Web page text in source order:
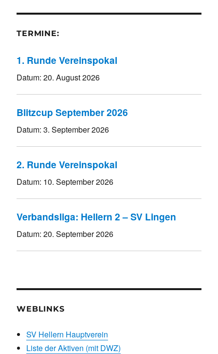
TERMINE:
1. Runde Vereinspokal
Datum:20. August 2026
Blitzcup September 2026
Datum:3. September 2026
2. Runde Vereinspokal
Datum: 10. September 2026
Verbandsliga: Hellern 2 – SV Lingen
Datum:20. September 2026
WEBLINKS
SV Hellern Hauptverein
Liste der Aktiven (mit DWZ)